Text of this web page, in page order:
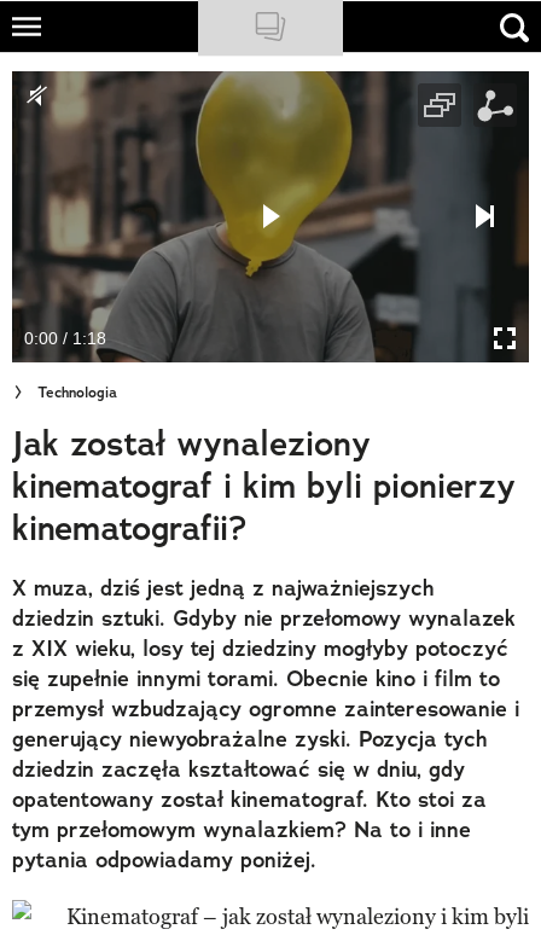
Skip
main
content
NATIONAL GEOGRAPHIC
TRAVELER
Newsletter
Cuda Polski
Wielki Konkurs Fotograficzny
Trendbook Podróżniczy
Polecane
0:00 / 1:18
Technologia
Jak został wynaleziony
kinematograf i kim byli pionierzy
kinematografii?
X muza, dziś jest jedną z najważniejszych
dziedzin sztuki. Gdyby nie przełomowy wynalazek
z XIX wieku, losy tej dziedziny mogłyby potoczyć
się zupełnie innymi torami. Obecnie kino i film to
przemysł wzbudzający ogromne zainteresowanie i
generujący niewyobrażalne zyski. Pozycja tych
dziedzin zaczęła kształtować się w dniu, gdy
opatentowany został kinematograf. Kto stoi za
tym przełomowym wynalazkiem? Na to i inne
pytania odpowiadamy poniżej.